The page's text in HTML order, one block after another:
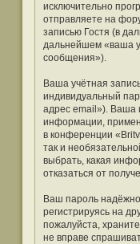
исключительно
отправляете на
записью Гостя (в
дальнейшем «ваша
сообщения»).
Ваша учётная
индивидуальный
адрес email»). Ваша
информации,
в конференции
так и
выбрать, какая
отказаться от
Ваш пароль
регистрируясь на
пожалуйста,
не вправе